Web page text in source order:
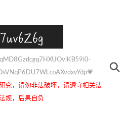
究，请勿非法破坏，请遵守相关法
规，后果自负